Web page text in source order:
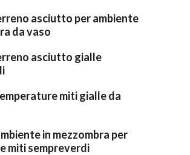
asciutto per ambiente
da vaso
asciutto gialle
miti gialle da
in mezzombra per
miti sempreverdi